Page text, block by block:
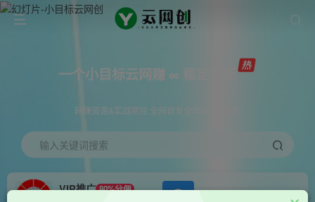
一个小目标云网赚 ∞ 稳定更新
网赚资源&实战项目 全网首发全年365天更新
输入关键词搜索
VIP推广 80%分佣